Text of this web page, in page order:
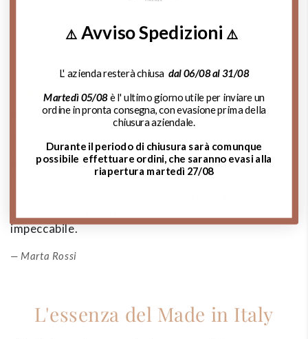
Sono rimasta estremamente soddisfatta del mio
servizio clienti è stato eccezionale. Mi hanno
assistito,sono stati gentili, professionali e hanno
risposto prontamente a tutte le mie domande.
impeccabile.
Marta Rossi
L'essenza del Made in Italy
⚠️ Avviso Spedizioni ⚠️
L' azienda resterà chiusa dal 06/08 al 31/08
Martedì 05/08è l' ultimo giorno utile per inviare un
ordine in pronta consegna, con evasione prima della
chiusura aziendale.
Durante il periodo di chiusura sarà comunque
possibile effettuare ordini, che saranno evasi alla
riapertura martedì 27/08